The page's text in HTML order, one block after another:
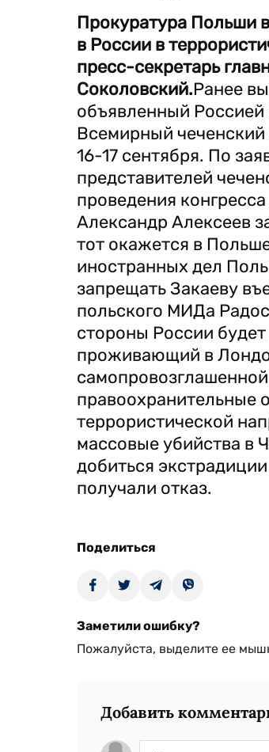
Прокуратура Польши
в России в
пресс-секретарь
Соколовский.Ранее
объявленный
Всемирный чеченский
16-17 сентября. По
представителей
проведения
Александр Алексеев
тот окажется в
иностранных дел
запрещать Закаеву
польского МИДа
стороны России
проживающий в
правоохранительные
террористической
массовые убийства в
добиться
получали отказ.
Поделиться
Заметили ошибку?
Пожалуйста, выделите ее
Добавить